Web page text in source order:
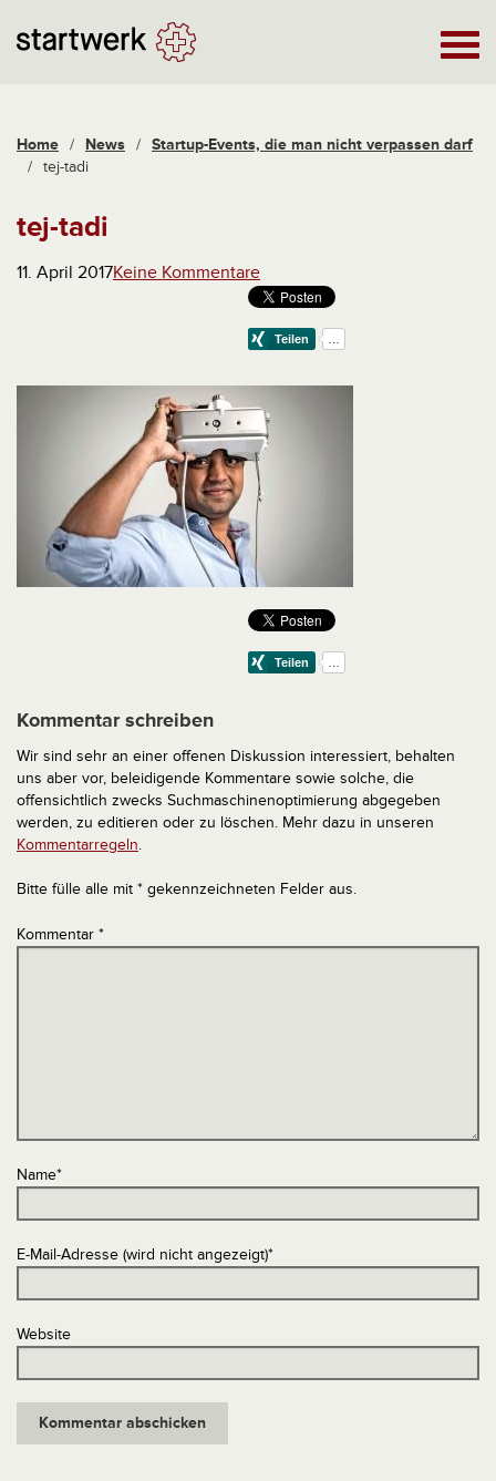
Home / News / Startup-Events, die man nicht verpassen darf
/ tej-tadi
tej-tadi
11. April 2017Keine Kommentare
Kommentar schreiben
Wir sind sehr an einer offenen Diskussion interessiert, behalten
uns aber vor, beleidigende Kommentare sowie solche, die
offensichtlich zwecks Suchmaschinenoptimierung abgegeben
werden, zu editieren oder zu löschen. Mehr dazu in unseren
Kommentarregeln.
Bitte fülle alle mit * gekennzeichneten Felder aus.
Kommentar *
Name*
E-Mail-Adresse (wird nicht angezeigt)*
Website